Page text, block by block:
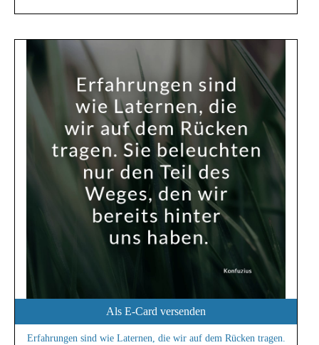
Als E-Card versenden
Erfahrungen sind wie Laternen, die wir auf dem Rücken tragen.